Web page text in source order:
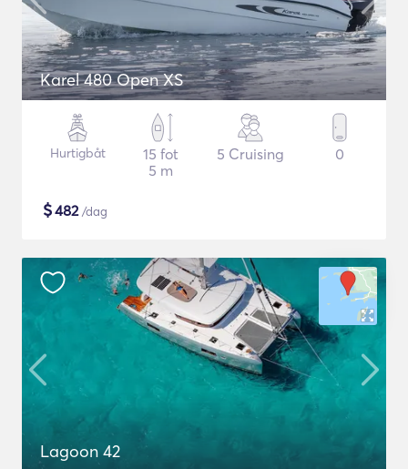
Karel 480 Open XS
Hurtigbåt
15 fot
5 m
5 Cruising 0
$482/dag
Lagoon 42